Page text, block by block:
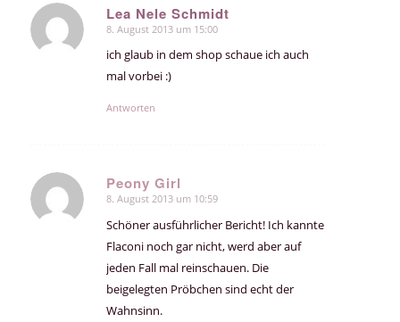
Lea Nele Schmidt
sagte:
8. August 2013 um 15:00
ich glaub in dem shop schaue ich auch
mal vorbei :)
Antworten
Peony Girl
sagte:
8. August 2013 um 10:59
Schöner ausführlicher Bericht! Ich kannte
Flaconi noch gar nicht, werd aber auf
jeden Fall mal reinschauen. Die
beigelegten Pröbchen sind echt der
Wahnsinn.